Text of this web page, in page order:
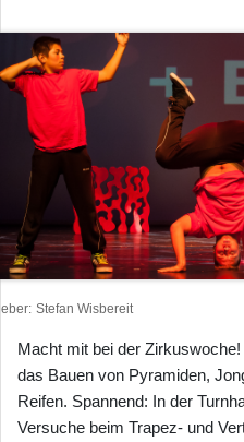
Stefan Wisbereit
Macht mit bei der
das Bauen von Pyramiden,
Reifen. Spannend: In der
Versuche beim Trapez- und